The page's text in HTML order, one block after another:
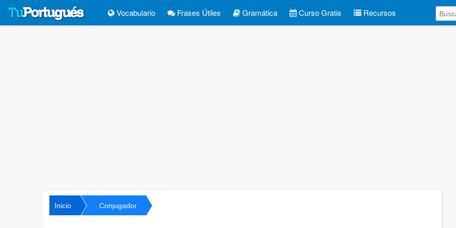
Vocabulario Frases Útiles Gramática Curso Gratis Recursos
Inicio Conjugador